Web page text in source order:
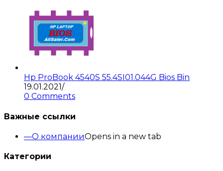
Hp ProBook 4540S 55.4SI01.044G Bios Bin
19.01.2021/
0 Comments
Важные ссылки
О компанииOpens in a new tab
Категории